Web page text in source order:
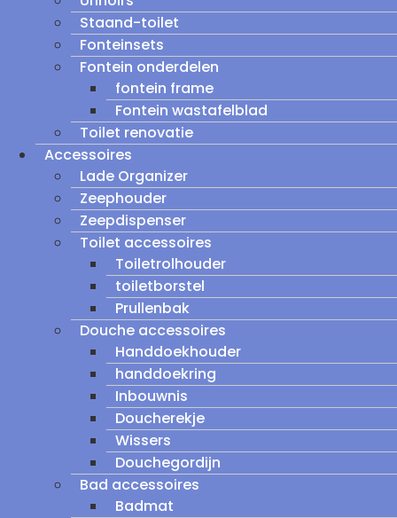
Staand-toilet
Fonteinsets
Fontein onderdelen
fontein frame
Fontein wastafelblad
Toilet renovatie
Accessoires
Lade Organizer
Zeephouder
Zeepdispenser
Toilet accessoires
Toiletrolhouder
toiletborstel
Prullenbak
Douche accessoires
Handdoekhouder
handdoekring
Inbouwnis
Doucherekje
Wissers
Douchegordijn
Bad accessoires
Badmat